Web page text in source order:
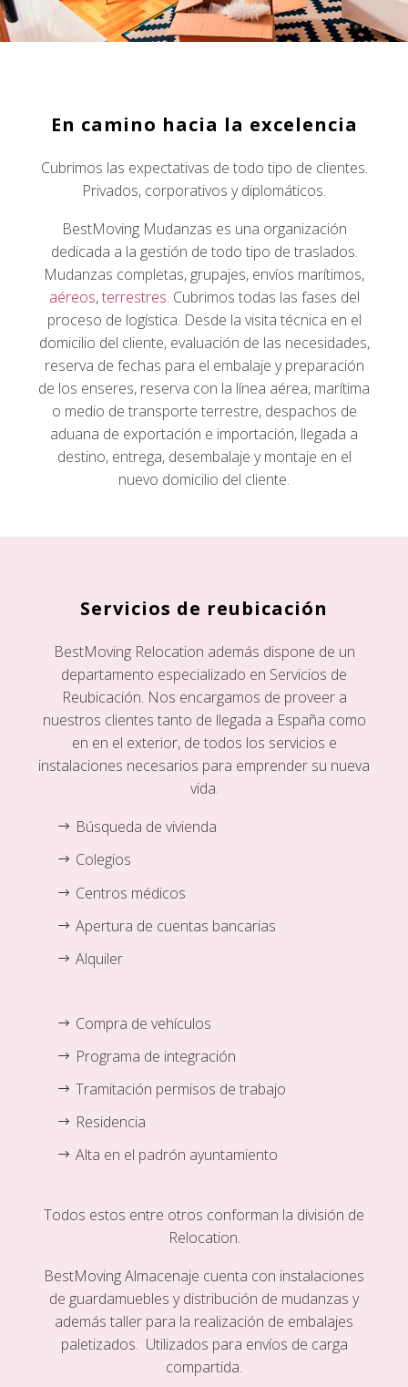
En camino hacia la excelencia
Cubrimos las expectativas de todo tipo de clientes.
Privados, corporativos y diplomáticos.
BestMoving Mudanzas es una organización
dedicada a la gestión de todo tipo de traslados.
Mudanzas completas, grupajes, envíos marítimos,
aéreos,terrestres. Cubrimos todas las fases del
proceso de logística. Desde la visita técnica en el
domicilio del cliente, evaluación de las necesidades,
reserva de fechas para el embalaje y preparación
de los enseres, reserva con la línea aérea, marítima
o medio de transporte terrestre, despachos de
aduana de exportación e importación, llegada a
destino, entrega, desembalaje y montaje en el
nuevo domicilio del cliente.
Servicios de reubicación
BestMoving Relocation además dispone de un
departamento especializado en Servicios de
Reubicación. Nos encargamos de proveer a
nuestros clientes tanto de llegada a España como
en en el exterior, de todos los servicios e
instalaciones necesarios para emprender su nueva
vida.
Búsqueda de vivienda
Colegios
Centros médicos
Apertura de cuentas bancarias
Alquiler
Compra de vehículos
Programa de integración
Tramitación permisos de trabajo
Residencia
Alta en el padrón ayuntamiento
Todos estos entre otros conforman la división de
Relocation.
BestMoving Almacenaje cuenta con instalaciones
de guardamuebles y distribución de mudanzas y
además taller para la realización de embalajes
paletizados. Utilizados para envíos de carga
compartida.